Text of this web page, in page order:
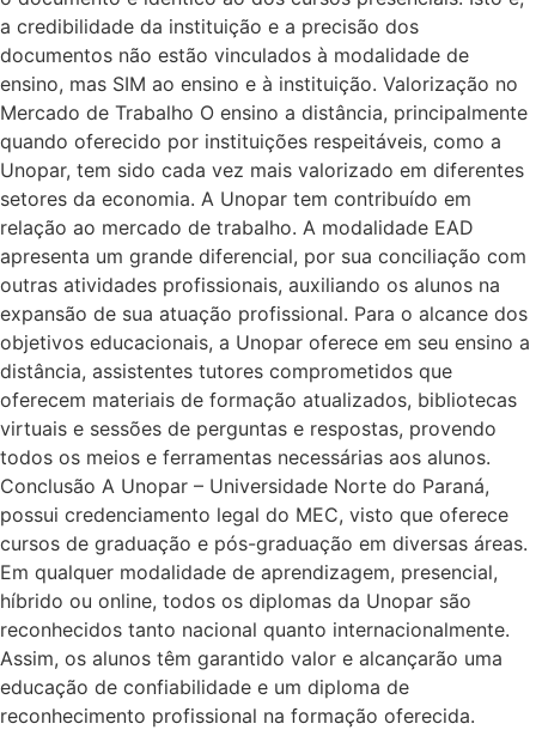
a credibilidade da instituição e a precisão dos
documentos não estão vinculados à modalidade de
ensino, mas SIM ao ensino e à instituição. Valorização no
Mercado de Trabalho O ensino a distância, principalmente
quando oferecido por instituições respeitáveis, como a
Unopar, tem sido cada vez mais valorizado em diferentes
setores da economia. A Unopar tem contribuído em
relação ao mercado de trabalho. A modalidade EAD
apresenta um grande diferencial, por sua conciliação com
outras atividades profissionais, auxiliando os alunos na
expansão de sua atuação profissional. Para o alcance dos
objetivos educacionais, a Unopar oferece em seu ensino a
distância, assistentes tutores comprometidos que
oferecem materiais de formação atualizados, bibliotecas
virtuais e sessões de perguntas e respostas, provendo
todos os meios e ferramentas necessárias aos alunos.
Conclusão A Unopar – Universidade Norte do Paraná,
possui credenciamento legal do MEC, visto que oferece
cursos de graduação e pós-graduação em diversas áreas.
Em qualquer modalidade de aprendizagem, presencial,
híbrido ou online, todos os diplomas da Unopar são
reconhecidos tanto nacional quanto internacionalmente.
Assim, os alunos têm garantido valor e alcançarão uma
educação de confiabilidade e um diploma de
reconhecimento profissional na formação oferecida.